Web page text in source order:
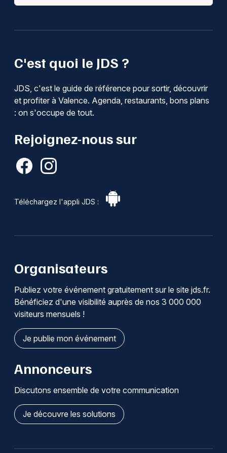
C'est quoi le JDS ?
JDS, c'est le guide de référence pour sortir, découvrir
et profiter à Valence. Agenda, restaurants, bons plans
: on s'occupe de tout.
Rejoignez-nous sur
Téléchargez l'appli JDS :
Organisateurs
Publiez votre événement gratuitement sur le site jds.fr.
Bénéficiez d'une visibilité auprès de nos 3 000 000
visiteurs mensuels !
Je publie mon événement
Annonceurs
Discutons ensemble de votre communication
Je découvre les solutions